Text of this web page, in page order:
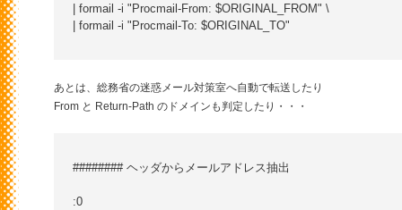
| formail -i "Procmail-From: $ORIGINAL_FROM" \
| formail -i "Procmail-To: $ORIGINAL_TO"
あとは、総務省の迷惑メール対策室へ自動で転送したり
From と Return-Path のドメインも判定したり・・・
######## ヘッダからメールアドレス抽出
:0